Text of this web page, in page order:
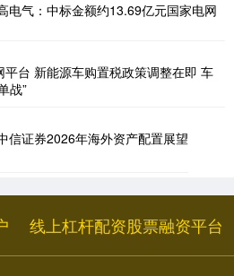
电气：中标金额约13.69亿元国家电网
平台 新能源车购置税政策调整在即 车
战”
信证券2026年海外资产配置展望
线上杠杆配资股票融资平台